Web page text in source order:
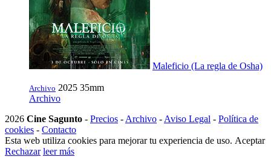
Maleficio (La regla de Osha)
Archivo 2025 35mm
Archivo
2026 Cine Sagunto - Precios - Archivo - Aviso Legal - Política de
cookies - Contacto
Esta web utiliza cookies para mejorar tu experiencia de uso. Aceptar
Rechazar leer más